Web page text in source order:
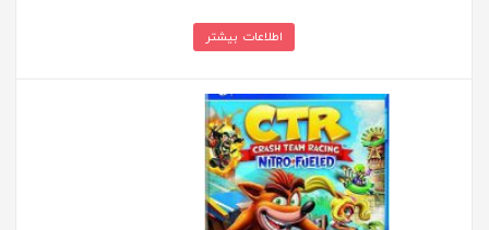
اطلاعات بیشتر